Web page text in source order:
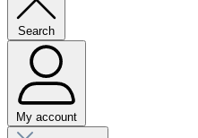
Search
My account